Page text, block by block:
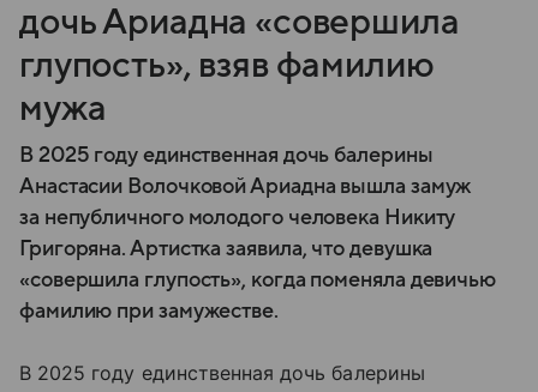
дочь Ариадна «совершила
глупость», взяв фамилию
мужа
В 2025 году единственная дочь балерины
Анастасии Волочковой Ариадна вышла замуж
за непубличного молодого человека Никиту
Григоряна. Артистка заявила, что девушка
«совершила глупость», когда поменяла девичью
фамилию при замужестве.
В 2025 году единственная дочь балерины